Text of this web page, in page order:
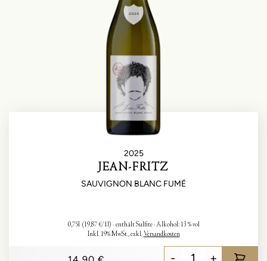
2025
JEAN-FRITZ
SAUVIGNON BLANC FUMÉ
0,75l (19,87 €/1l) enthält Sulfite Alkohol: 13 % vol
Inkl. 19% MwSt.,exkl. Versandkosten